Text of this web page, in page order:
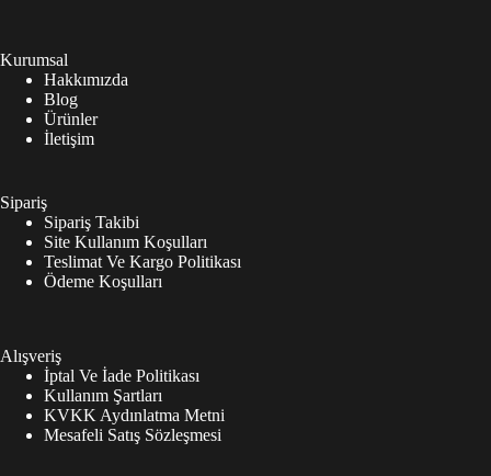
Kurumsal
Hakkımızda
Blog
Ürünler
İletişim
Sipariş
Sipariş Takibi
Site Kullanım Koşulları
Teslimat Ve Kargo Politikası
Ödeme Koşulları
Alışveriş
İptal Ve İade Politikası
Kullanım Şartları
KVKK Aydınlatma Metni
Mesafeli Satış Sözleşmesi